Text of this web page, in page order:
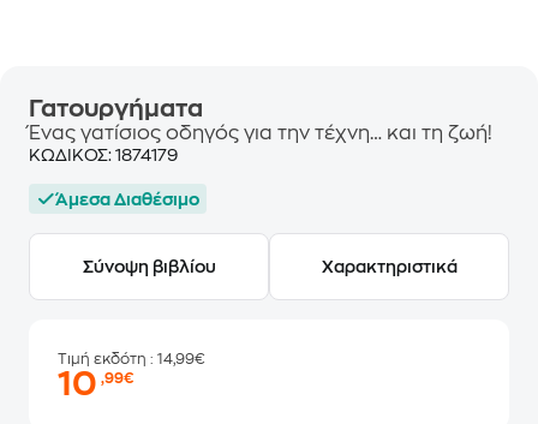
Γατουργήματα
Ένας γατίσιος οδηγός για την τέχνη… και τη ζωή!
ΚΩΔΙΚΟΣ: 1874179
Άμεσα Διαθέσιμο
Σύνοψη βιβλίου Χαρακτηριστικά
Τιμή εκδότη : 14,99€
10,99€